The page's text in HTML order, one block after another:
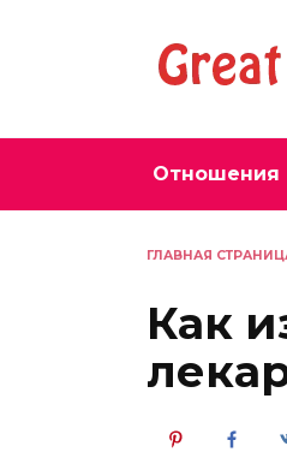
Отношения
ГЛАВНАЯ
Как